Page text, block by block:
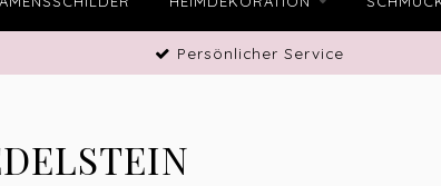
Persönlicher Service